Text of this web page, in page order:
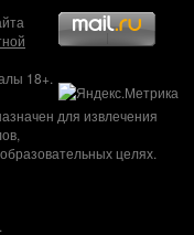
18+.
для извлечения
целях.